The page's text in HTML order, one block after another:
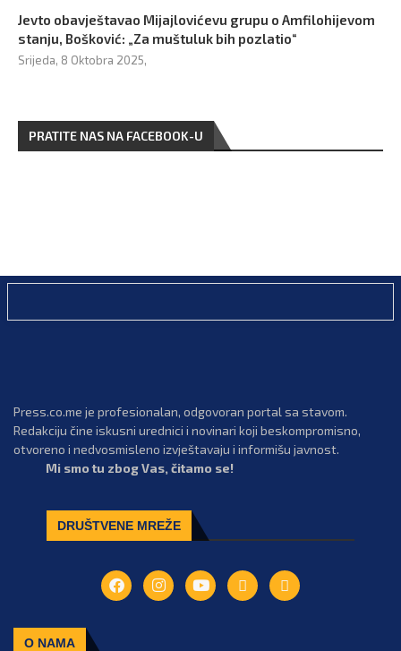
Jevto obavještavao Mijajlovićevu grupu o Amfilohijevom
stanju, Bošković: „Za muštuluk bih pozlatio“
Srijeda, 8 Oktobra 2025,
PRATITE NAS NA FACEBOOK-U
Press.co.me je profesionalan, odgovoran portal sa stavom.
Redakciju čine iskusni urednici i novinari koji beskompromisno,
otvoreno i nedvosmisleno izvještavaju i informišu javnost.
Mi smo tu zbog Vas, čitamo se!
DRUŠTVENE MREŽE
O NAMA